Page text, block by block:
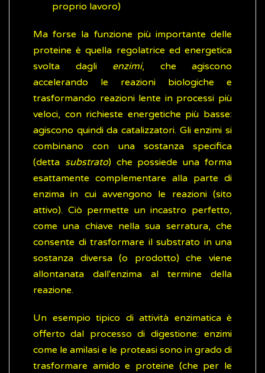
proprio lavoro)
Ma forse la funzione più importante delle
proteine è quella regolatrice ed energetica
svolta dagli enzimi, che agiscono
accelerando le reazioni biologiche e
trasformando reazioni lente in processi più
veloci, con richieste energetiche più basse:
agiscono quindi da catalizzatori. Gli enzimi si
combinano con una sostanza specifica
(detta substrato) che possiede una forma
esattamente complementare alla parte di
enzima in cui avvengono le reazioni (sito
attivo). Ciò permette un incastro perfetto,
come una chiave nella sua serratura, che
consente di trasformare il substrato in una
sostanza diversa (o prodotto) che viene
allontanata dall'enzima al termine della
reazione.
Un esempio tipico di attività enzimatica è
offerto dal processo di digestione: enzimi
come le amilasi e le proteasi sono in grado di
trasformare amido e proteine (che per le